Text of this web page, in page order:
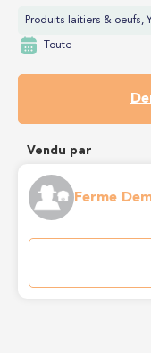
Produits laitiers & oeufs,
Toute
Vendu par
Ferme